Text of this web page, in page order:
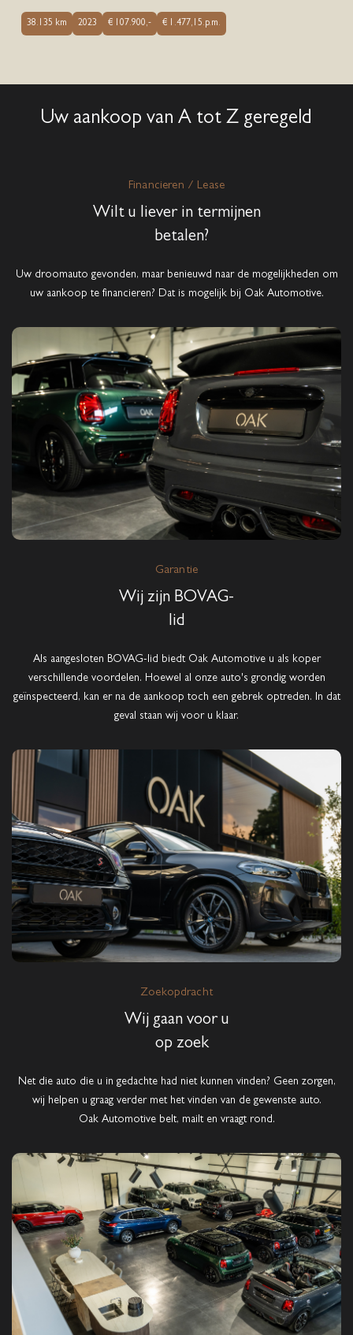
38.135 km 2023 € 107.900,- € 1.477,15.p.m.
Uw aankoop van A tot Z geregeld
Financieren / Lease
Wilt u liever in termijnen
betalen?
Uw droomauto gevonden, maar benieuwd naar de mogelijkheden om
uw aankoop te financieren? Dat is mogelijk bij Oak Automotive.
Garantie
Wij zijn BOVAG-
lid
Als aangesloten BOVAG-lid biedt Oak Automotive u als koper
verschillende voordelen. Hoewel al onze auto's grondig worden
geïnspecteerd, kan er na de aankoop toch een gebrek optreden. In dat
geval staan wij voor u klaar.
Zoekopdracht
Wij gaan voor u
op zoek
Net die auto die u in gedachte had niet kunnen vinden? Geen zorgen,
wij helpen u graag verder met het vinden van de gewenste auto.
Oak Automotive belt, mailt en vraagt rond.